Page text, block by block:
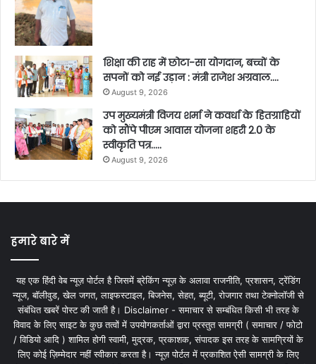
शिक्षा की राह में छोटा-सा योगदान, बच्चों के
सपनों को नई उड़ान : मंत्री राजेश अग्रवाल….
August 9, 2026
उप मुख्यमंत्री विजय शर्मा ने कवर्धा के हितग्राहियों
को सौंपे पीएम आवास योजना शहरी 2.0 के
स्वीकृति पत्र…..
August 9, 2026
हमारे बारे में
यह एक हिंदी वेब न्यूज़ पोर्टल है जिसमें ब्रेकिंग न्यूज़ के अलावा राजनीति, प्रशासन, ट्रेंडिंग
न्यूज, बॉलीवुड, खेल जगत, लाइफस्टाइल, बिजनेस, सेहत, ब्यूटी, रोजगार तथा टेक्नोलॉजी से
संबंधित खबरें पोस्ट की जाती है। Disclaimer - समाचार से सम्बंधित किसी भी तरह के
विवाद के लिए साइट के कुछ तत्वों में उपयोगकर्ताओं द्वारा प्रस्तुत सामग्री ( समाचार / फोटो
/ विडियो आदि ) शामिल होगी स्वामी, मुद्रक, प्रकाशक, संपादक इस तरह के सामग्रियों के
लिए कोई ज़िम्मेदार नहीं स्वीकार करता है। न्यूज़ पोर्टल में प्रकाशित ऐसी सामग्री के लिए